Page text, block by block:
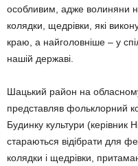
особ­ливим, адже волиняни
колядки, щедрівки, які
краю, а найголовніше – у
нашій державі.
Шацький район на
представляв фоль­к­лорний
Будинку культу­ри
стара­ються відібрати для
колядки і щедрівки,